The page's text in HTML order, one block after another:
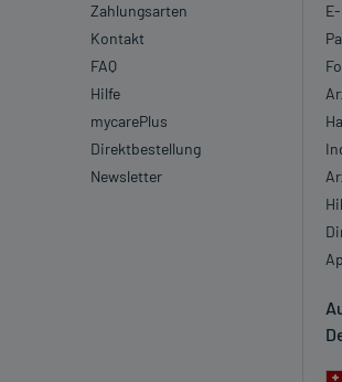
Zahlungsarten
Kontakt
FAQ
Hilfe
mycarePlus
Direktbestellung
Newsletter